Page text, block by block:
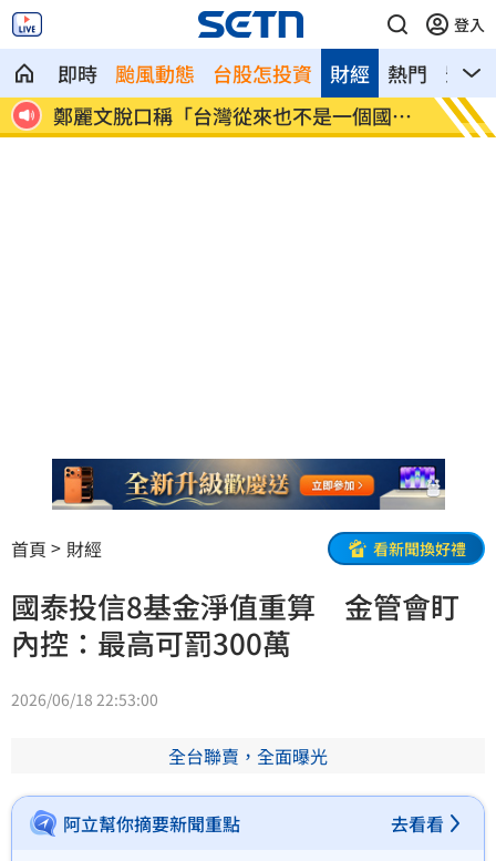
登入
即時 颱風動態 台股怎投資 熱門 影音
財經
況
鄭麗文脫口稱「台灣從來也不是一個國
家」
身價
做
首頁 財經 看新聞換好禮
國泰投信8基金淨值重算 金管會盯
內控：最高可罰300萬
2026/06/18 22:53:00
全台聯賣，全面曝光
阿立幫你摘要新聞重點 去看看